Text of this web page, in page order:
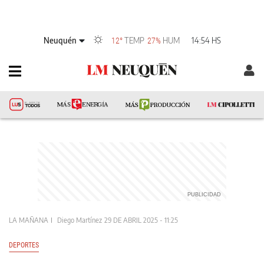
Neuquén 12° TEMP 27% HUM 14:54 HS
LA MAÑANA Diego Martínez 29 DE ABRIL 2025 - 11:25
DEPORTES